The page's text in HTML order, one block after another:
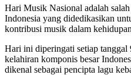
Hari Musik Nasional adalah
Indonesia yang didedikasikan
kontribusi musik dalam
Hari ini diperingati setiap tanggal
kelahiran komponis besar
dikenal sebagai pencipta lagu